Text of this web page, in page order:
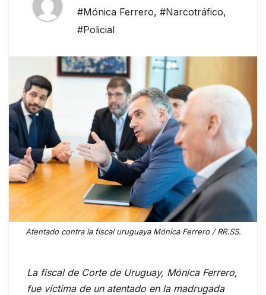
#Mónica Ferrero, #Narcotráfico,
#Policial
Atentado contra la fiscal uruguaya Mónica Ferrero / RR.SS.
La fiscal de Corte de Uruguay, Mónica Ferrero,
fue víctima de un atentado en la madrugada